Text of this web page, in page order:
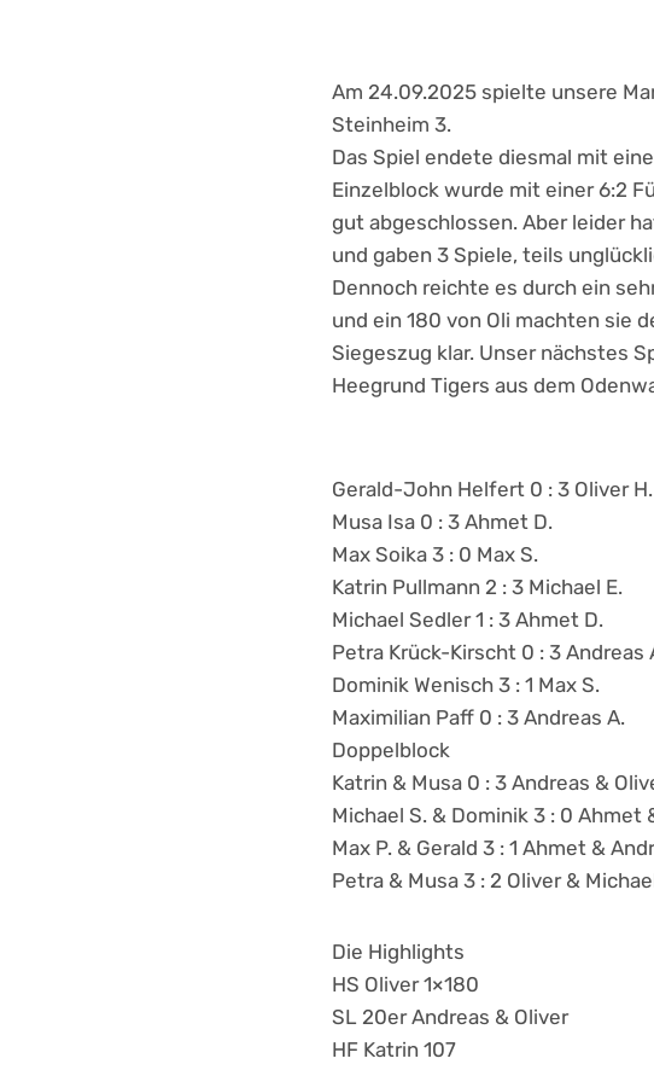
Am 24.09.2025 spielte unsere
Steinheim 3.
Das Spiel endete diesmal mit
Einzelblock wurde mit einer 6:2
gut abgeschlossen. Aber leider
und gaben 3 Spiele, teils
Dennoch reichte es durch ein
und ein 180 von Oli machten sie
Siegeszug klar. Unser nächstes
Heegrund Tigers aus dem
Gerald-John Helfert 0 : 3 Oliver H.
Musa Isa 0 : 3 Ahmet D.
Max Soika 3 : 0 Max S.
Katrin Pullmann 2 : 3 Michael E.
Michael Sedler 1 : 3 Ahmet D.
Petra Krück-Kirscht 0 : 3 Andreas
Dominik Wenisch 3 : 1 Max S.
Maximilian Paff 0 : 3 Andreas A.
Doppelblock
Katrin & Musa 0 : 3 Andreas &
Michael S. & Dominik 3 : 0 Ahmet
Max P. & Gerald 3 : 1 Ahmet &
Petra & Musa 3 : 2 Oliver &
Die Highlights
HS Oliver 1×180
SL 20er Andreas & Oliver
HF Katrin 107